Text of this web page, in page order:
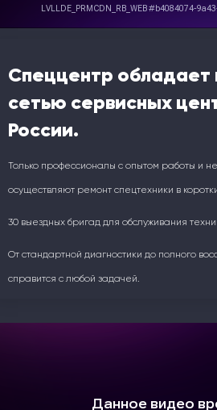
Спеццентр обладает
сетью сервисных
России.
Только профессионалы с опытом работы и
осуществляют ремонт спецтехники в
30 выездных бригад для обслуживания
От стандартной диагностики до полного
справится с любой задачей.